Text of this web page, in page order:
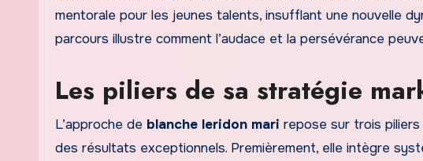
mentorale pour les jeunes talents, insufflant une nouvelle
parcours illustre comment l’audace et la persévérance
Les piliers de sa stratégie
L’approche de blanche leridon mari repose sur trois
des résultats exceptionnels. Premièrement, elle intègre